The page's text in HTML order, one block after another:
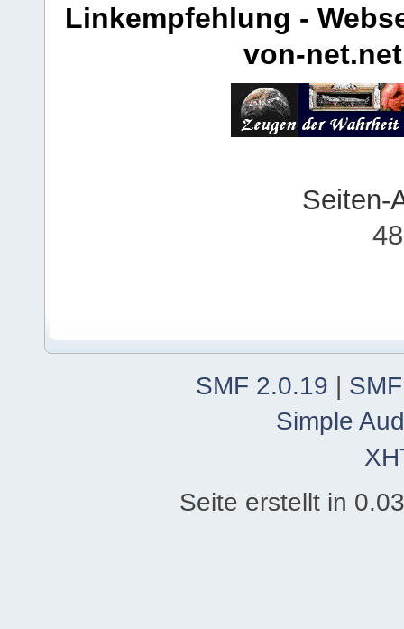
Linkempfehlung -
von-net.net
Seiten-
SMF 2.0.19 |
Simple
Seite erstellt in